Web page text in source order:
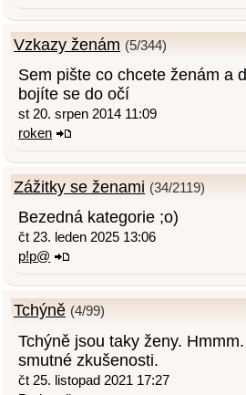
Vzkazy ženám (5/344)
Sem pište co chcete ženám a
bojíte se do očí
st 20. srpen 2014 11:09
roken
Zážitky se ženami (34/2119)
Bezedná kategorie ;o)
čt 23. leden 2025 13:06
p!p@
Tchýně (4/99)
Tchýně jsou taky ženy.
smutné zkušenosti.
čt 25. listopad 2021 17:27